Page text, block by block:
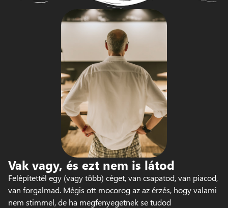
Vak vagy, és ezt nem is látod
Felépítettél egy (vagy több) céget, van csapatod, van piacod,
van forgalmad. Mégis ott mocorog az az érzés, hogy valami
nem stimmel, de ha megfenyegetnek se tudod